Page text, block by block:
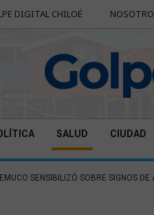
DIGITAL CHILOÉ
SALUD CIUDAD
SENSIBILIZÓ SOBRE SIGNOS DE